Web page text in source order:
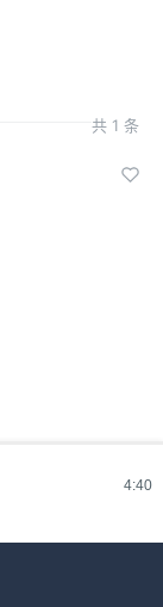
4:40
共 1 条